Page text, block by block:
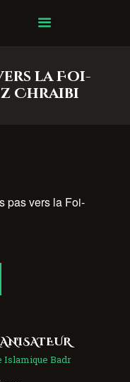
la Foi-
Chraibi
Badr
pas vers la Foi-
Islamique Badr